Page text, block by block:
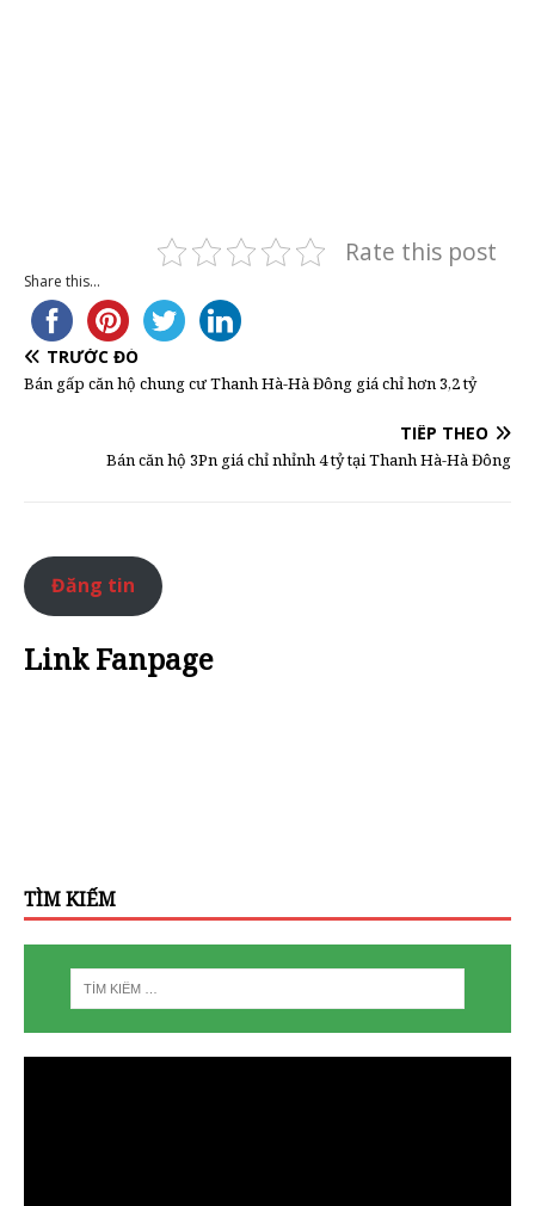
Rate this post
Share this...
TRƯỚC ĐÓ
Bán gấp căn hộ chung cư Thanh Hà-Hà Đông giá chỉ hơn 3,2 tỷ
TIẾP THEO
Bán căn hộ 3Pn giá chỉ nhỉnh 4 tỷ tại Thanh Hà-Hà Đông
Đăng tin
Link Fanpage
TÌM KIẾM